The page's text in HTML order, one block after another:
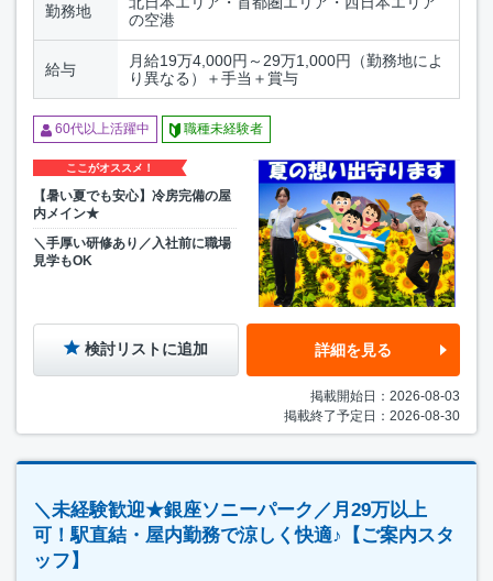
勤務地
の空港
給与
月給19万4,000円～29万1,000円（勤務地によ
り異なる）＋手当＋賞与
60代以上活躍中 職種未経験者
ここがオススメ！
【暑い夏でも安心】冷房完備の屋
内メイン★
＼手厚い研修あり／入社前に職場
見学もOK
検討リストに追加 詳細を見る
掲載開始日：2026-08-03
掲載終了予定日：2026-08-30
＼未経験歓迎★銀座ソニーパーク／月29万以上
可！駅直結・屋内勤務で涼しく快適♪【ご案内スタ
ッフ】